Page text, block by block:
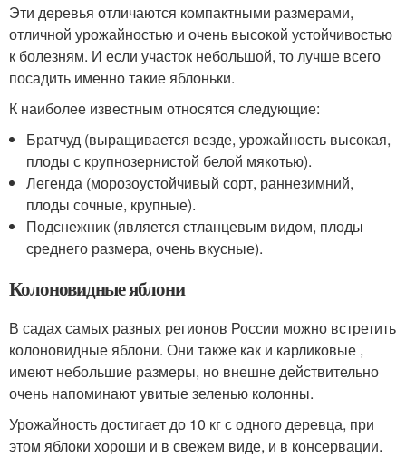
Эти деревья отличаются компактными размерами,
отличной урожайностью и очень высокой устойчивостью
к болезням. И если участок небольшой, то лучше всего
посадить именно такие яблоньки.
К наиболее известным относятся следующие:
Братчуд (выращивается везде, урожайность высокая,
плоды с крупнозернистой белой мякотью).
Легенда (морозоустойчивый сорт, раннезимний,
плоды сочные, крупные).
Подснежник (является стланцевым видом, плоды
среднего размера, очень вкусные).
Колоновидные яблони
В садах самых разных регионов России можно встретить
колоновидные яблони. Они также как и карликовые ,
имеют небольшие размеры, но внешне действительно
очень напоминают увитые зеленью колонны.
Урожайность достигает до 10 кг с одного деревца, при
этом яблоки хороши и в свежем виде, и в консервации.